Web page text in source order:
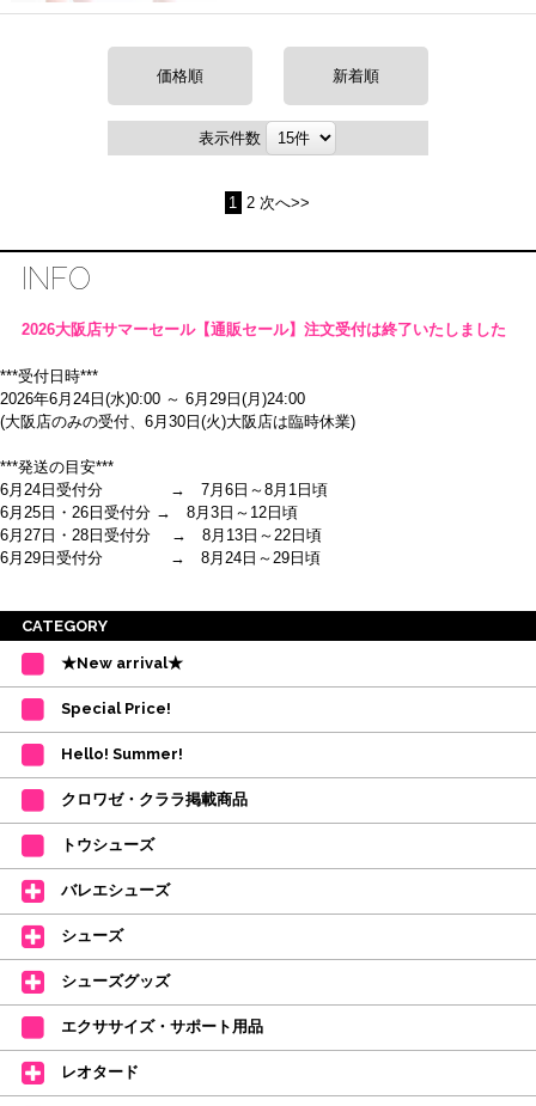
価格順 新着順
表示件数
1 2 次へ>>
INFO
2026大阪店サマーセール【通販セール】注文受付は終了いたしました
***受付日時***
2026年6月24日(水)0:00 ～ 6月29日(月)24:00
(大阪店のみの受付、6月30日(火)大阪店は臨時休業)
***発送の目安***
6月24日受付分 → 7月6日～8月1日頃
6月25日・26日受付分 → 8月3日～12日頃
6月27日・28日受付分 → 8月13日～22日頃
6月29日受付分 → 8月24日～29日頃
※ご注意
間を目安として下さい。
(目安は多少ずれこむ場合がございます。)
・在庫の確保は発送の直前に行います。カートに入れて注文完了となって
も、商品の確保はされておりません。
ご注文商品が在庫切れの場合は、上記お目安の頃にご連絡させていただき
ます。
カード決済をされたお客様は決済金額の変更をさせていただきます。
【ミルバ×たけいみき】オリジナルタオルが新登場!
レッスンのお供にはもちろん、毎日の持ち歩きやギフトにもぴったりのミル
バオリジナルタオルです。
たけいみきさんが描く「夢かわいい」バレエイラストが、そのままタオルに
なりました。
デラロミラノ2026コレクションの販売を開始しました☆
↑ご購入頂いたお客様に、デラロミラノのロゴ入りボールペンをプレゼント
中。
(お一人様1本限りになります)
価格改定のお知らせ
CATEGORY
★New arrival★
Special Price!
Hello! Summer!
クロワゼ・クララ掲載商品
トウシューズ
バレエシューズ
シューズ
シューズグッズ
エクササイズ・サポート用品
レオタード